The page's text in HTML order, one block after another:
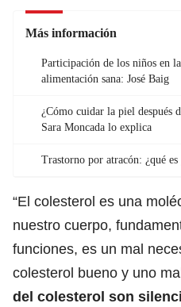
Más información
Participación de los niños en
alimentación sana: José Baig
¿Cómo cuidar la piel después
Sara Moncada lo explica
Trastorno por atracón: ¿qué es
“El colesterol es una
nuestro cuerpo,
funciones, es un mal
colesterol bueno y uno
del colesterol son